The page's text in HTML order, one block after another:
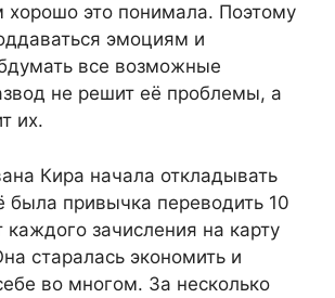
это понимала. Поэтому
эмоциям и
все возможные
не решит её проблемы, а
их.
Кира начала откладывать
была привычка переводить 10
каждого зачисления на карту
старалась экономить и
во многом. За несколько